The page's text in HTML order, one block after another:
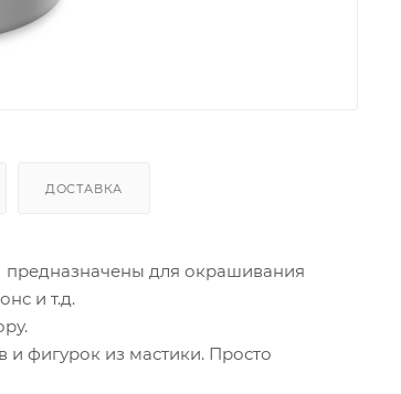
ДОСТАВКА
для окрашивания
и т.д.
фигурок из мастики. Просто